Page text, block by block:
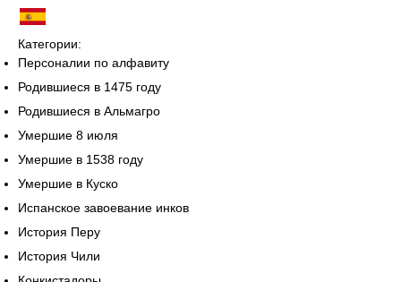
Категории:
Персоналии по алфавиту
Родившиеся в 1475 году
Родившиеся в Альмагро
Умершие 8 июля
Умершие в 1538 году
Умершие в Куско
Испанское завоевание инков
История Перу
История Чили